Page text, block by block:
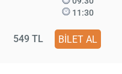
11:30
549 TL BİLET AL